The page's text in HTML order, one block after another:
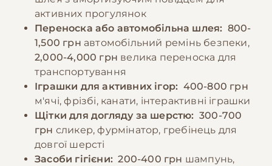
активних прогулянок
Переноска або автомобільна шлея: 800-
1,500 грн автомобільний ремінь безпеки,
2,000-4,000 грн велика переноска для
транспортування
Іграшки для активних ігор: 400-800 грн
м'ячі, фрізбі, канати, інтерактивні іграшки
Щітки для догляду за шерстю: 300-700
грн сликер, фурмінатор, гребінець для
довгої шерсті
Засоби гігієни: 200-400 грн шампунь,